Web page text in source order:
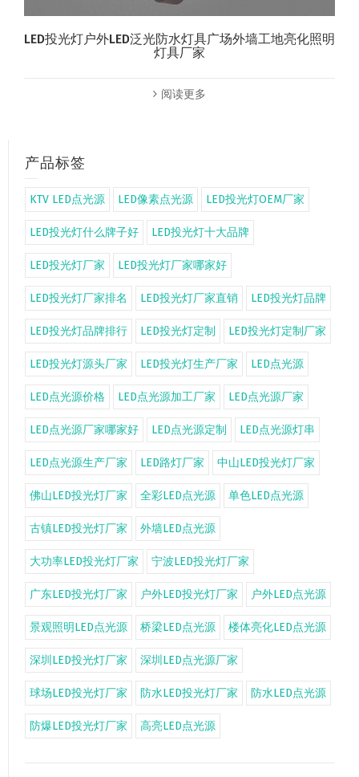
LED投光灯户外LED泛光防水灯具广场外墙工地亮化照明
灯具厂家
阅读更多
产品标签
KTV LED点光源 LED像素点光源 LED投光灯OEM厂家
LED投光灯什么牌子好 LED投光灯十大品牌
LED投光灯厂家 LED投光灯厂家哪家好
LED投光灯厂家排名 LED投光灯厂家直销 LED投光灯品牌
LED投光灯品牌排行 LED投光灯定制 LED投光灯定制厂家
LED投光灯源头厂家 LED投光灯生产厂家 LED点光源
LED点光源价格 LED点光源加工厂家 LED点光源厂家
LED点光源厂家哪家好 LED点光源定制 LED点光源灯串
LED点光源生产厂家 LED路灯厂家 中山LED投光灯厂家
佛山LED投光灯厂家 全彩LED点光源 单色LED点光源
古镇LED投光灯厂家 外墙LED点光源
大功率LED投光灯厂家 宁波LED投光灯厂家
广东LED投光灯厂家 户外LED投光灯厂家 户外LED点光源
景观照明LED点光源 桥梁LED点光源 楼体亮化LED点光源
深圳LED投光灯厂家 深圳LED点光源厂家
球场LED投光灯厂家 防水LED投光灯厂家 防水LED点光源
防爆LED投光灯厂家 高亮LED点光源